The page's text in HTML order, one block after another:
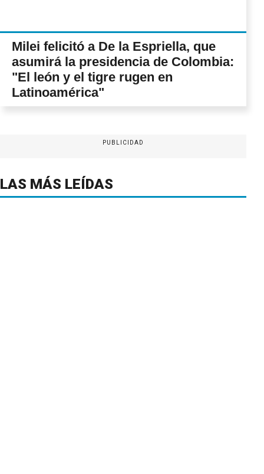
Milei felicitó a De la Espriella, que
asumirá la presidencia de Colombia:
"El león y el tigre rugen en
Latinoamérica"
PUBLICIDAD
LAS MÁS LEÍDAS